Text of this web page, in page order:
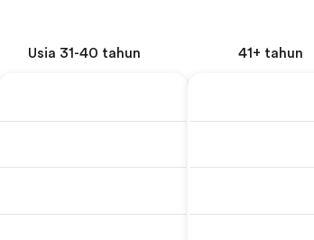
Usia 31-40 tahun 41+ tahun